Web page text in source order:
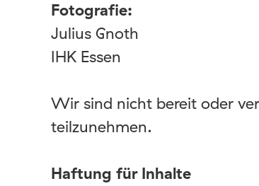
Fotografie:
Julius Gnoth
IHK Essen
Wir sind nicht bereit oder
teilzunehmen.
Haftung für Inhalte